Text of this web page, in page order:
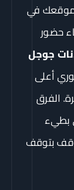
في
حضور
جوجل
أعلى
الفرق
بطيء
بتوقف